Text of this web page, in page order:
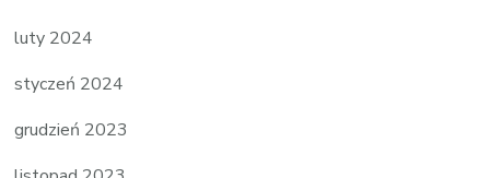
luty 2024
styczeń 2024
grudzień 2023